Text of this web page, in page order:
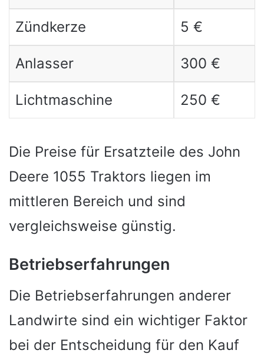
Zündkerze 5 €
Anlasser 300 €
Lichtmaschine 250 €
Die Preise für Ersatzteile des John
Deere 1055 Traktors liegen im
mittleren Bereich und sind
vergleichsweise günstig.
Betriebserfahrungen
Die Betriebserfahrungen anderer
Landwirte sind ein wichtiger Faktor
bei der Entscheidung für den Kauf